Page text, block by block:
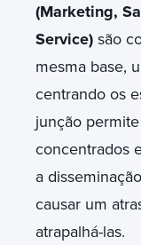
(Marketing,
Service) são
mesma base,
centrando os
junção
concentrados
a
causar um
atrapalhá-las.